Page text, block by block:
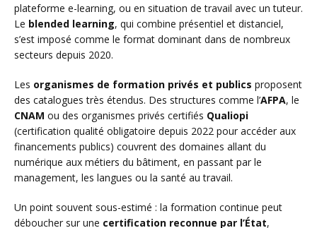
plateforme e-learning, ou en situation de travail avec un tuteur.
Le blended learning, qui combine présentiel et distanciel,
s’est imposé comme le format dominant dans de nombreux
secteurs depuis 2020.
Les organismes de formation privés et publics proposent
des catalogues très étendus. Des structures comme l’AFPA, le
CNAM ou des organismes privés certifiés Qualiopi
(certification qualité obligatoire depuis 2022 pour accéder aux
financements publics) couvrent des domaines allant du
numérique aux métiers du bâtiment, en passant par le
management, les langues ou la santé au travail.
Un point souvent sous-estimé : la formation continue peut
déboucher sur une certification reconnue par l’État,